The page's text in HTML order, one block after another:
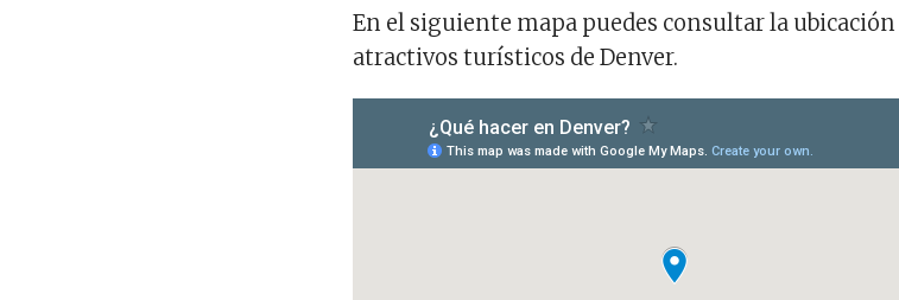
En el siguiente mapa puedes consultar la ubicación
atractivos turísticos de Denver.